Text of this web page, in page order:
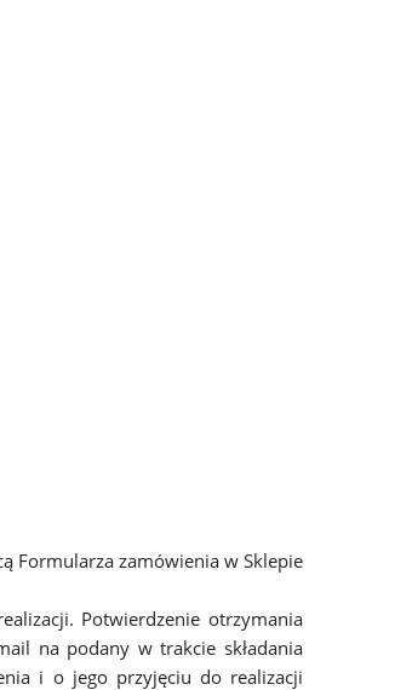
Formularza zamówienia w Sklepie
Potwierdzenie otrzymania
na podany w trakcie składania
i o jego przyjęciu do realizacji